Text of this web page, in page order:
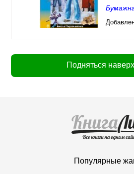
Подняться наверх
Популярные